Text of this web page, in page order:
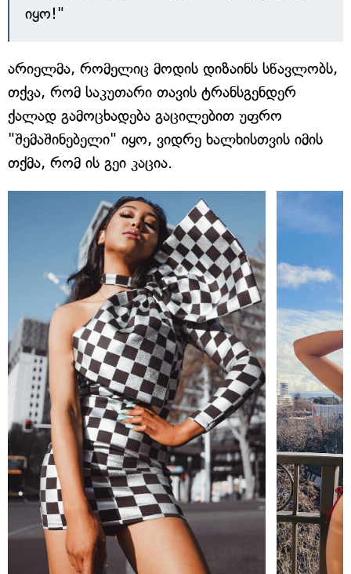
იყო!"
არიელმა, რომელიც მოდის დიზაინს სწავლობს,
თქვა, რომ საკუთარი თავის ტრანსგენდერ
ქალად გამოცხადება გაცილებით უფრო
"შემაშინებელი" იყო, ვიდრე ხალხისთვის იმის
თქმა, რომ ის გეი კაცია.